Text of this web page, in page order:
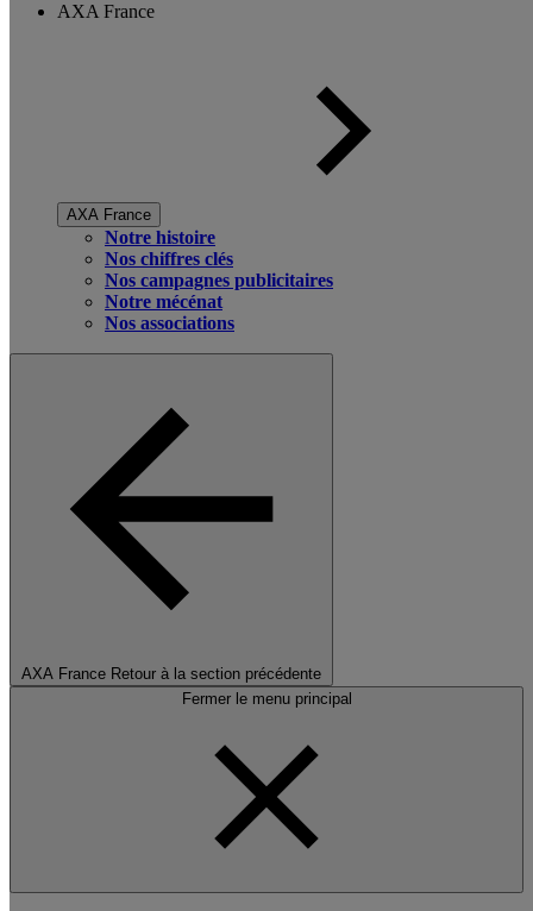
AXA France
AXA France
Notre histoire
Nos chiffres clés
Nos campagnes publicitaires
Notre mécénat
Nos associations
AXA France Retour à la section précédente
Fermer le menu principal